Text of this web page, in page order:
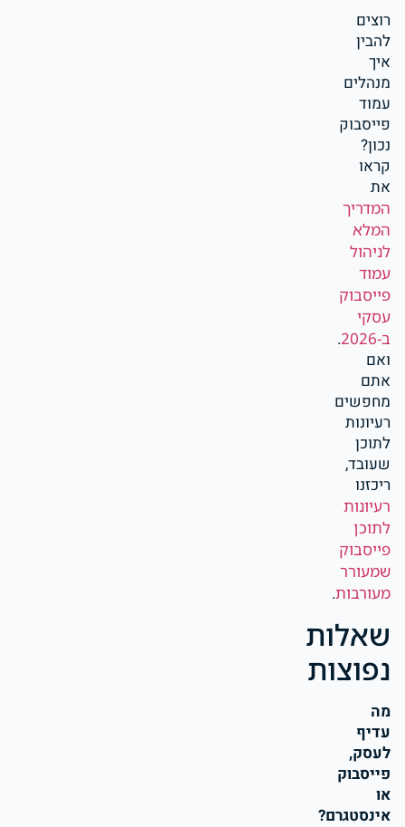
רוצים
להבין
איך
מנהלים
עמוד
פייסבוק
נכון?
קראו
את
המדריך
המלא
לניהול
עמוד
פייסבוק
עסקי
ב-2026
.
ואם
אתם
מחפשים
רעיונות
לתוכן
שעובד,
ריכזנו
רעיונות
לתוכן
פייסבוק
שמעורר
מעורבות.
שאלות
נפוצות
מה
עדיף
לעסק,
פייסבוק
או
אינסטגרם?